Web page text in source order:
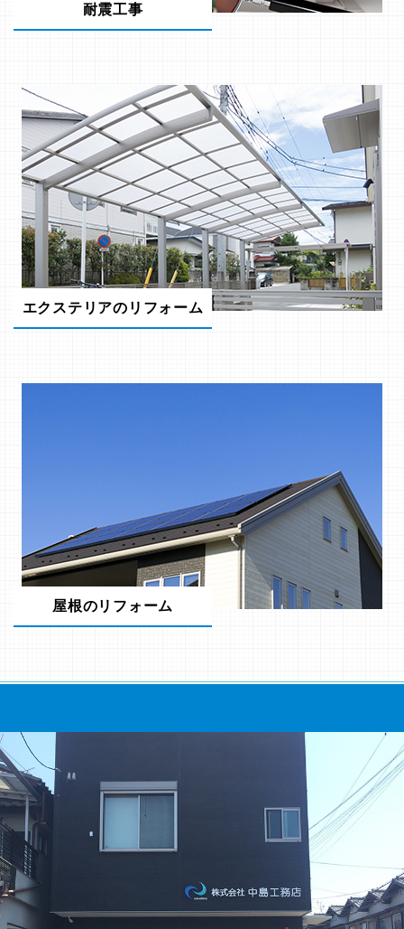
耐震工事
エクステリアのリフォーム
屋根のリフォーム